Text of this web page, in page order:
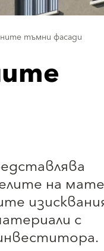
тъмни фасади
на
с